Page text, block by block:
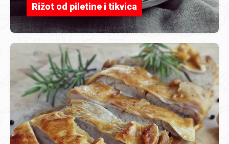
Rižot od piletine i tikvica